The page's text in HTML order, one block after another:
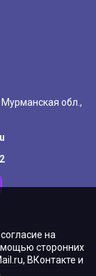
обл.,
на
сторонних
ВКонтакте и